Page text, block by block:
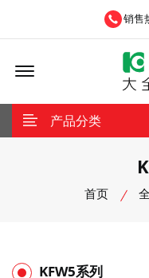
销售
Offcanvas Menu
产品分类
首页
KFW5系列